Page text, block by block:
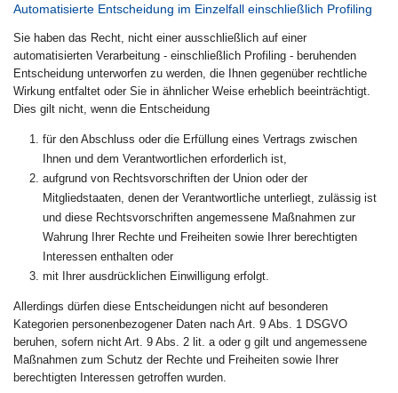
Automatisierte Entscheidung im Einzelfall einschließlich Profiling
Sie haben das Recht, nicht einer ausschließlich auf einer
automatisierten Verarbeitung - einschließlich Profiling - beruhenden
Entscheidung unterworfen zu werden, die Ihnen gegenüber rechtliche
Wirkung entfaltet oder Sie in ähnlicher Weise erheblich beeinträchtigt.
Dies gilt nicht, wenn die Entscheidung
für den Abschluss oder die Erfüllung eines Vertrags zwischen
Ihnen und dem Verantwortlichen erforderlich ist,
aufgrund von Rechtsvorschriften der Union oder der
Mitgliedstaaten, denen der Verantwortliche unterliegt, zulässig ist
und diese Rechtsvorschriften angemessene Maßnahmen zur
Wahrung Ihrer Rechte und Freiheiten sowie Ihrer berechtigten
Interessen enthalten oder
mit Ihrer ausdrücklichen Einwilligung erfolgt.
Allerdings dürfen diese Entscheidungen nicht auf besonderen
Kategorien personenbezogener Daten nach Art. 9 Abs. 1 DSGVO
beruhen, sofern nicht Art. 9 Abs. 2 lit. a oder g gilt und angemessene
Maßnahmen zum Schutz der Rechte und Freiheiten sowie Ihrer
berechtigten Interessen getroffen wurden.